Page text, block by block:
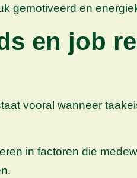
gemotiveerd en
en job
vooral wanneer
in factoren die